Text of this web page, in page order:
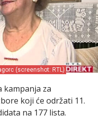
(screenshot: RTL)
kampanja za
koji će održati 11.
na 177 lista.